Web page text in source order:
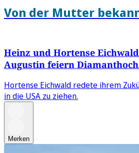
Von der Mutter
Heinz und Hortense
Augustin feiern
Hortense Eichwald redete ihrem
in die USA zu ziehen.
Merken